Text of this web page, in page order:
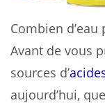
Combien
Avant de vous
sources d’
aujourd’hui,